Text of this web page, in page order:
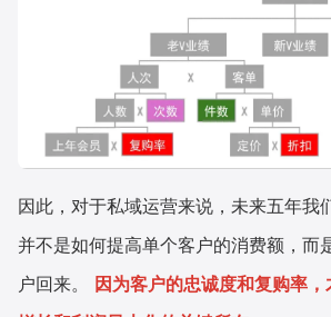
因此，对于私域运营来说，未来五年我
并不是如何提高单个客户的消费额，而
户回来。
因为客户的忠诚度和复购率